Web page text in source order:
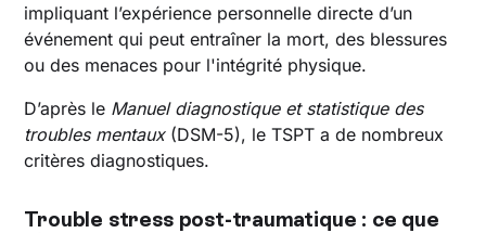
impliquant l’expérience personnelle directe d’un
événement qui peut entraîner la mort, des blessures
ou des menaces pour l'intégrité physique.
D’après le Manuel diagnostique et statistique des
troubles mentaux(DSM-5), le TSPT a de nombreux
critères diagnostiques.
Trouble stress post-traumatique : ce que